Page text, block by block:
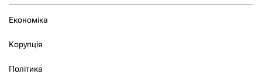
Економіка
Корупція
Політика